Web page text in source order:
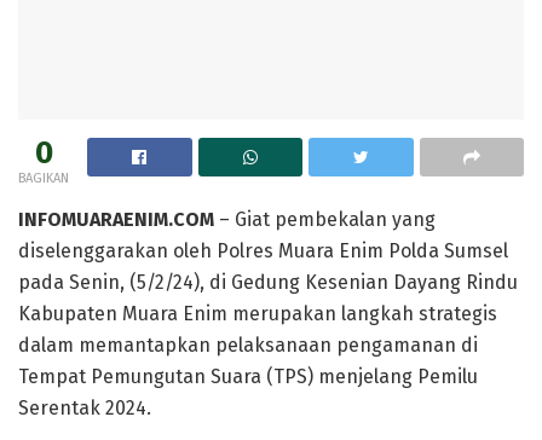
0
BAGIKAN
INFOMUARAENIM.COM – Giat pembekalan yang
diselenggarakan oleh Polres Muara Enim Polda Sumsel
pada Senin, (5/2/24), di Gedung Kesenian Dayang Rindu
Kabupaten Muara Enim merupakan langkah strategis
dalam memantapkan pelaksanaan pengamanan di
Tempat Pemungutan Suara (TPS) menjelang Pemilu
Serentak 2024.